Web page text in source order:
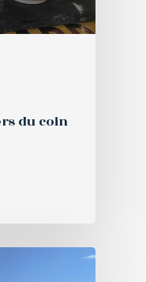
du coin